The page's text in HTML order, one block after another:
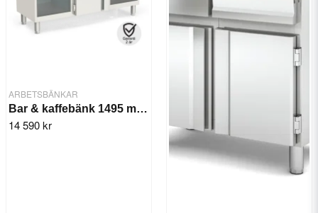
ARBETSBÄNKAR
Bar & kaffebänk 1495 mm MCN-150-2
14 590 kr